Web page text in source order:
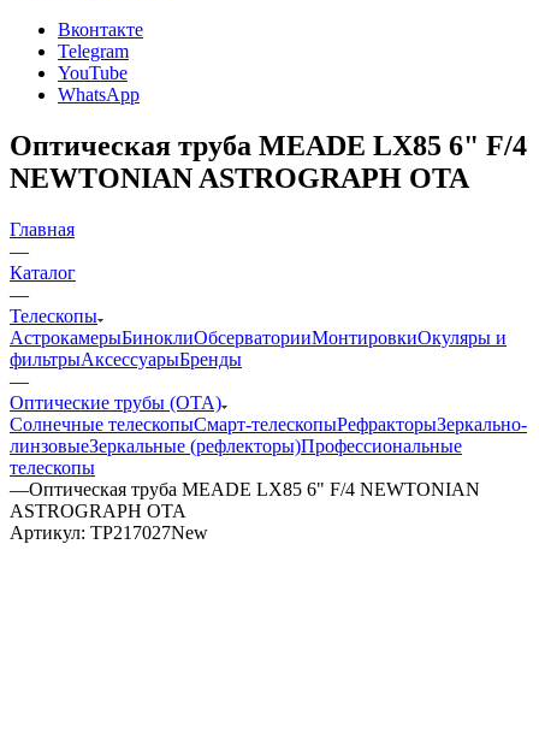
Вконтакте
Telegram
YouTube
WhatsApp
Оптическая труба MEADE LX85 6" F/4
NEWTONIAN ASTROGRAPH OTA
Главная
—
Каталог
—
Телескопы
АстрокамерыБиноклиОбсерваторииМонтировкиОкуляры и
фильтрыАксессуарыБренды
—
Оптические трубы (OTA)
Солнечные телескопыСмарт-телескопыРефракторыЗеркально-
линзовыеЗеркальные (рефлекторы)Профессиональные
телескопы
—Оптическая труба MEADE LX85 6" F/4 NEWTONIAN
ASTROGRAPH OTA
Артикул: TP217027New